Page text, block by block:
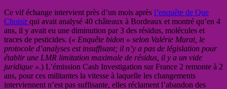
Ce vif échange intervient près d’un mois après l’enquête de Que
Choisirqui avait analysé 40 châteaux à Bordeaux et montré qu’en 4
ans, il y avait eu une diminution par 3 des résidus, molécules et
traces de pesticides. (« Enquête bidon » selon Valérie Murat, le
protocole d’analyses est insuffisant; il n’y a pas de législation pour
établir une LMR limitation maximale de résidus, il y a un vide
juridique ».) L’émission Cash Investigation sur France 2 remonte à 2
ans, pour ces militantes la vitesse à laquelle les changements
interviennent n’est pas suffisante, elles réclament l’abandon des